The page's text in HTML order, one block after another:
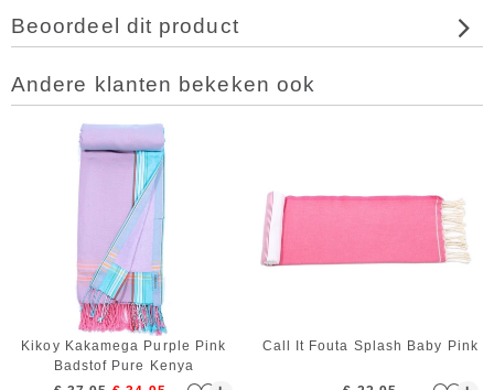
Beoordeel dit product
Andere klanten bekeken ook
Kikoy Kakamega Purple Pink
Badstof Pure Kenya
Call It Fouta Splash Baby Pink